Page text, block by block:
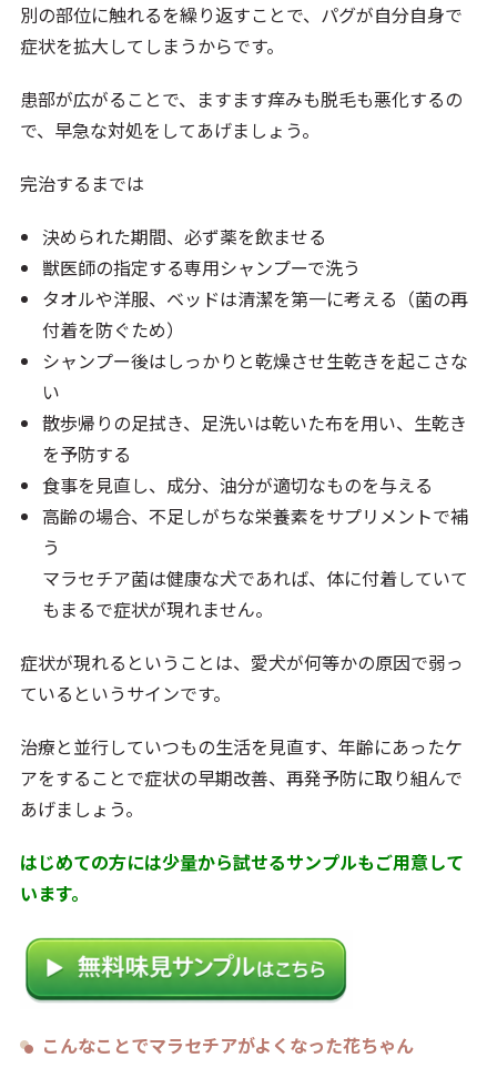
別の部位に触れるを繰り返すことで、パグが自分自身で
症状を拡大してしまうからです。
患部が広がることで、ますます痒みも脱毛も悪化するの
で、早急な対処をしてあげましょう。
完治するまでは
決められた期間、必ず薬を飲ませる
獣医師の指定する専用シャンプーで洗う
タオルや洋服、ベッドは清潔を第一に考える（菌の再
付着を防ぐため）
シャンプー後はしっかりと乾燥させ生乾きを起こさな
い
散歩帰りの足拭き、足洗いは乾いた布を用い、生乾き
を予防する
食事を見直し、成分、油分が適切なものを与える
高齢の場合、不足しがちな栄養素をサプリメントで補
う
マラセチア菌は健康な犬であれば、体に付着していて
もまるで症状が現れません。
症状が現れるということは、愛犬が何等かの原因で弱っ
ているというサインです。
治療と並行していつもの生活を見直す、年齢にあったケ
アをすることで症状の早期改善、再発予防に取り組んで
あげましょう。
はじめての方には少量から試せるサンプルもご用意して
います。
こんなことでマラセチアがよくなった花ちゃん